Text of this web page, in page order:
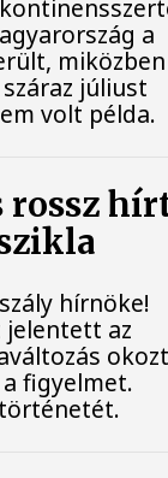
a
júliust
volt példa.
rossz
hírnöke!
jelentett az
figyelmet.